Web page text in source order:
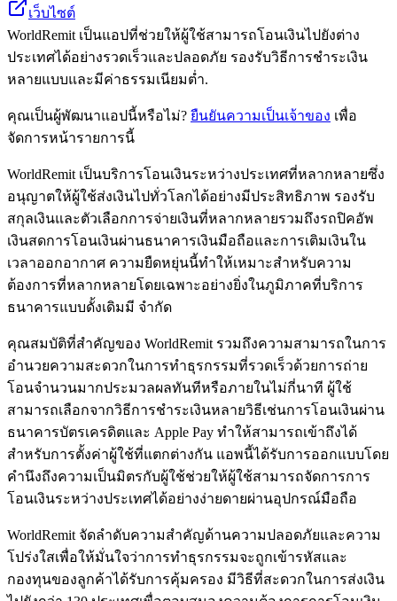
เว็บไซต์
WorldRemit เป็นแอปที่ช่วยให้ผู้ใช้สามารถโอนเงินไปยังต่าง
ประเทศได้อย่างรวดเร็วและปลอดภัย รองรับวิธีการชำระเงิน
หลายแบบและมีค่าธรรมเนียมต่ำ.
คุณเป็นผู้พัฒนาแอปนี้หรือไม่? ยืนยันความเป็นเจ้าของ เพื่อ
จัดการหน้ารายการนี้
WorldRemit เป็นบริการโอนเงินระหว่างประเทศที่หลากหลายซึ่ง
อนุญาตให้ผู้ใช้ส่งเงินไปทั่วโลกได้อย่างมีประสิทธิภาพ รองรับ
สกุลเงินและตัวเลือกการจ่ายเงินที่หลากหลายรวมถึงรถปิคอัพ
เงินสดการโอนเงินผ่านธนาคารเงินมือถือและการเติมเงินใน
เวลาออกอากาศ ความยืดหยุ่นนี้ทำให้เหมาะสำหรับความ
ต้องการที่หลากหลายโดยเฉพาะอย่างยิ่งในภูมิภาคที่บริการ
ธนาคารแบบดั้งเดิมมี จำกัด
คุณสมบัติที่สำคัญของ WorldRemit รวมถึงความสามารถในการ
อำนวยความสะดวกในการทำธุรกรรมที่รวดเร็วด้วยการถ่าย
โอนจำนวนมากประมวลผลทันทีหรือภายในไม่กี่นาที ผู้ใช้
สามารถเลือกจากวิธีการชำระเงินหลายวิธีเช่นการโอนเงินผ่าน
ธนาคารบัตรเครดิตและ Apple Pay ทำให้สามารถเข้าถึงได้
สำหรับการตั้งค่าผู้ใช้ที่แตกต่างกัน แอพนี้ได้รับการออกแบบโดย
คำนึงถึงความเป็นมิตรกับผู้ใช้ช่วยให้ผู้ใช้สามารถจัดการการ
โอนเงินระหว่างประเทศได้อย่างง่ายดายผ่านอุปกรณ์มือถือ
WorldRemit จัดลำดับความสำคัญด้านความปลอดภัยและความ
โปร่งใสเพื่อให้มั่นใจว่าการทำธุรกรรมจะถูกเข้ารหัสและ
กองทุนของลูกค้าได้รับการคุ้มครอง มีวิธีที่สะดวกในการส่งเงิน